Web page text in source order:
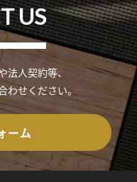
US
人契約等、
わせください。
ーム